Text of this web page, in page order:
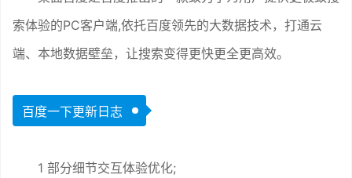
索体验的PC客户端,依托百度领先的大数据技术，打通云
端、本地数据壁垒，让搜索变得更快更全更高效。
百度一下更新日志
1 部分细节交互体验优化;